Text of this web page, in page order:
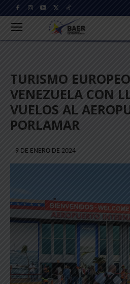
TURISMO
VENEZUELA CON
VUELOS AL
PORLAMAR
9 DE ENERO DE 2024